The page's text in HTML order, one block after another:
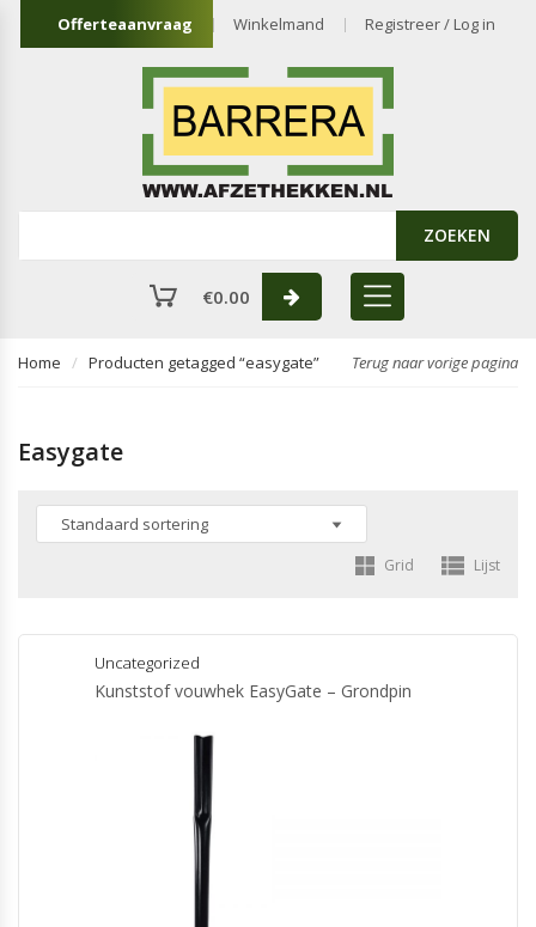
Offerteaanvraag Winkelmand Registreer / Log in
ZOEKEN
€0.00
Home Producten getagged “easygate” Terug naar vorige pagina
Easygate
Grid Lijst
Uncategorized
Kunststof vouwhek EasyGate – Grondpin